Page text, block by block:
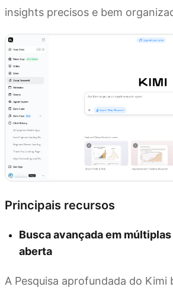
insights precisos e bem
Principais recursos
Busca avançada em
aberta
A Pesquisa aprofundada do Kimi